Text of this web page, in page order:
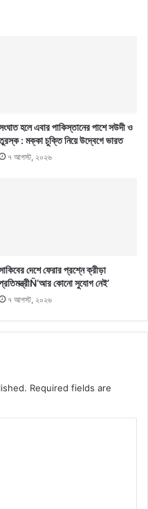
হলে এবার পাকিস্তানের পাশে সউদী ও
: মক্কা চুক্তি নিয়ে উদ্বেগে ভারত
৭ আগস্ট, ২০২৬
দেশে ফেরার প্রশ্নে ক্রীড়া
কোনো সুযোগ নেই’
৭ আগস্ট, ২০২৬
Required fields are